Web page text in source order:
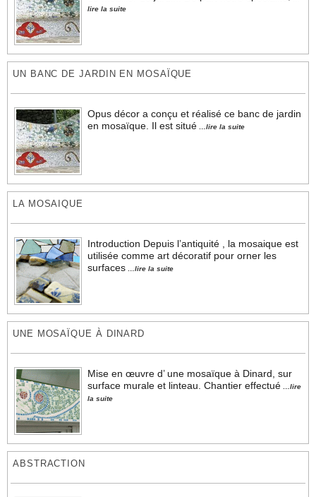
TECHNIQUES ET MATÉRIAUX
CONTACT
lire la suite
UN BANC DE JARDIN EN MOSAÏQUE
Opus décor a conçu et réalisé ce banc de jardin
en mosaïque. Il est situé …lire la suite
LA MOSAIQUE
Introduction Depuis l’antiquité , la mosaique est
utilisée comme art décoratif pour orner les
surfaces …lire la suite
UNE MOSAÏQUE À DINARD
Mise en œuvre d’ une mosaïque à Dinard, sur
surface murale et linteau. Chantier effectué …lire
la suite
ABSTRACTION